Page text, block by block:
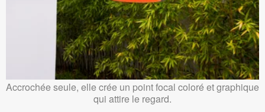
Accrochée seule, elle crée un point focal coloré et graphique
qui attire le regard.